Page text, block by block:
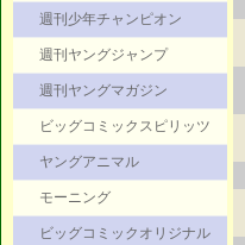
週刊少年チャンピオン
週刊ヤングジャンプ
週刊ヤングマガジン
ビッグコミックスピリッツ
ヤングアニマル
モーニング
ビッグコミックオリジナル